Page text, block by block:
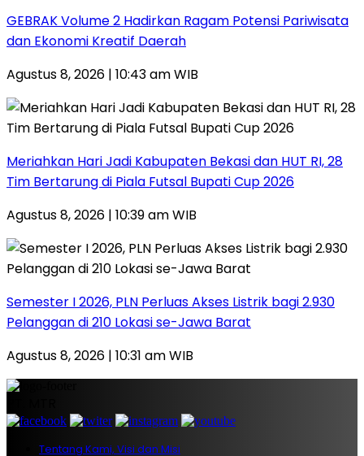
GEBRAK Volume 2 Hadirkan Ragam Potensi Pariwisata
dan Ekonomi Kreatif Daerah
Agustus 8, 2026 | 10:43 am WIB
Meriahkan Hari Jadi Kabupaten Bekasi dan HUT RI, 28
Tim Bertarung di Piala Futsal Bupati Cup 2026
Agustus 8, 2026 | 10:39 am WIB
Semester I 2026, PLN Perluas Akses Listrik bagi 2.930
Pelanggan di 210 Lokasi se-Jawa Barat
Agustus 8, 2026 | 10:31 am WIB
Tentang Kami, Visi dan Misi